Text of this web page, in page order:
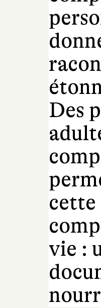
Des
cette
vie :